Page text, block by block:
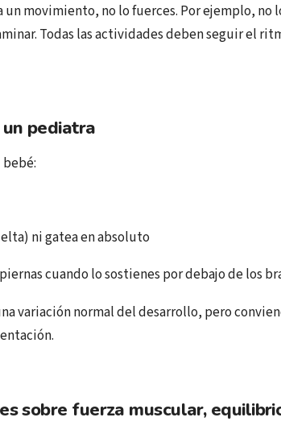
movimiento, no lo fuerces. Por ejemplo, no
Todas las actividades deben seguir el
pediatra
bebé:
ni gatea en absoluto
cuando lo sostienes por debajo de los
variación normal del desarrollo, pero
sobre fuerza muscular,